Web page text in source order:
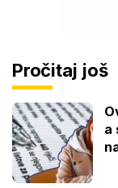
Pročitaj još
a